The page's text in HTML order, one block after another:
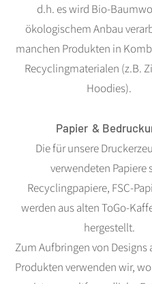
d.h. es wird Bio-
ökologischem Anbau
manchen Produkten in
Recyclingmaterialen (z.B.
Hoodies).
Papier &
Die für unsere
verwendeten Papiere
Recyclingpapiere, FSC-
werden aus alten ToGo-
hergestellt.
Zum Aufbringen von Designs
Produkten verwenden wir,